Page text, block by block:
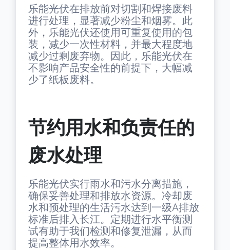
乐能光伏在排放前对切割和焊接废料
进行处理，显著减少粉尘和烟雾。此
外，乐能光伏还使用可重复使用的包
装，减少一次性材料，并最大程度地
减少过剩废弃物。因此，乐能光伏在
不影响产品安全性的前提下，大幅减
少了纸板废料。
节约用水和负责任的
废水处理
乐能光伏实行雨水和污水分离措施，
确保妥善处理和排放水资源。冷却废
水和预处理的生活污水达到一级A排放
标准后排入长江。定期进行水平衡测
试有助于我们检测和修复泄漏，从而
提高整体用水效率。